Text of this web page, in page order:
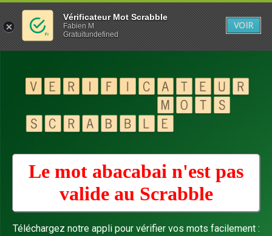
Le mot abacabai n'est pas
valide au Scrabble
Téléchargez notre appli pour vérifier vos mots facilement :
Vérificateur Mot Scrabble
Fabien M
Gratuitundefined
VOIR